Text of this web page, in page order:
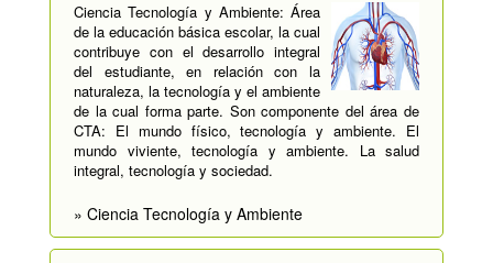
Ciencia Tecnología y Ambiente: Área
de la educación básica escolar, la cual
contribuye con el desarrollo integral
del estudiante, en relación con la
naturaleza, la tecnología y el ambiente
de la cual forma parte. Son componente del área de
CTA: El mundo físico, tecnología y ambiente. El
mundo viviente, tecnología y ambiente. La salud
integral, tecnología y sociedad.
» Ciencia Tecnología y Ambiente